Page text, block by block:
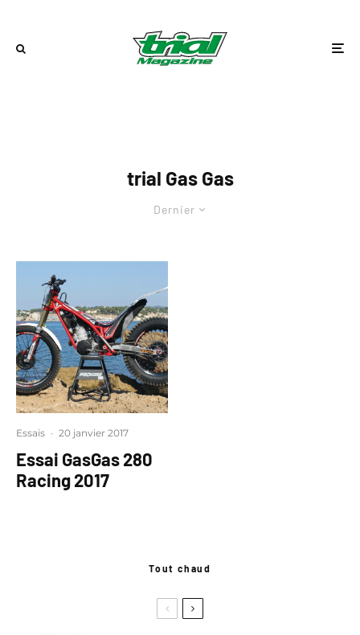
trial Gas Gas
Dernier
Essais · 20 janvier 2017
Essai GasGas 280
Racing 2017
Tout chaud